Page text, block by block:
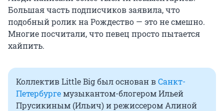
Большая часть подписчиков заявила, что
подобный ролик на Рождество — это не смешно.
Многие посчитали, что певец просто пытается
хайпить.
Коллектив Little Big был основан вСанкт-
Петербургемузыкантом-блогером Ильей
Прусикиным (Ильич) и режиссером Алиной